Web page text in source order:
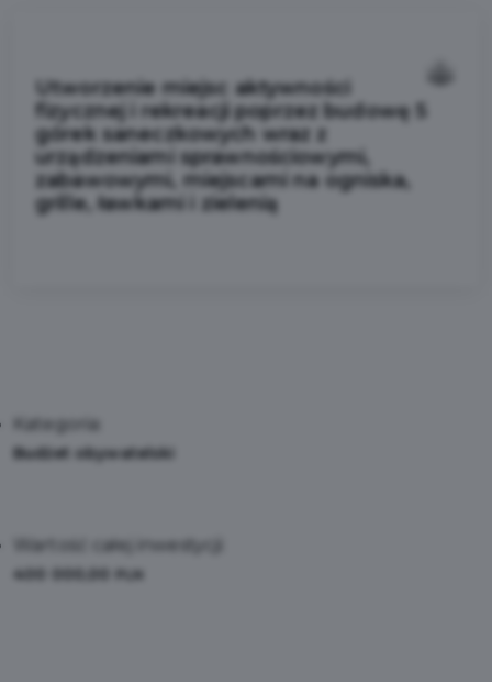
Utworzenie miejsc aktywności
fizycznej i rekreacji poprzez budowę 5
górek saneczkowych wraz z
urządzeniami sprawnościowymi,
zabawowymi, miejscami na ogniska,
grille, ławkami i zielenią
Kategoria:
Budżet obywatelski
Wartość całej inwestycji:
400 000,00